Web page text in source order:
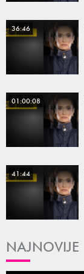
36:46
01:00:08
41:44
NAJNOVIJE